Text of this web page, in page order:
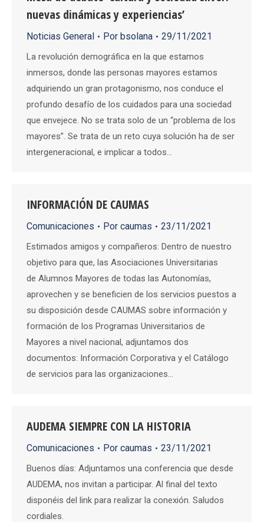
nuevas dinámicas y experiencias’
Noticias General Por bsolana 29/11/2021
La revolución demográfica en la que estamos
inmersos, donde las personas mayores estamos
adquiriendo un gran protagonismo, nos conduce el
profundo desafío de los cuidados para una sociedad
que envejece. No se trata solo de un “problema de los
mayores”. Se trata de un reto cuya solución ha de ser
intergeneracional, e implicar a todos…
INFORMACIÓN DE CAUMAS
Comunicaciones Por caumas 23/11/2021
Estimados amigos y compañeros: Dentro de nuestro
objetivo para que, las Asociaciones Universitarias
de Alumnos Mayores de todas las Autonomías,
aprovechen y se beneficien de los servicios puestos a
su disposición desde CAUMAS sobre información y
formación de los Programas Universitarios de
Mayores a nivel nacional, adjuntamos dos
documentos: Información Corporativa y el Catálogo
de servicios para las organizaciones…
AUDEMA SIEMPRE CON LA HISTORIA
Comunicaciones Por caumas 23/11/2021
Buenos días: Adjuntamos una conferencia que desde
AUDEMA, nos invitan a participar. Al final del texto
disponéis del link para realizar la conexión. Saludos
cordiales.